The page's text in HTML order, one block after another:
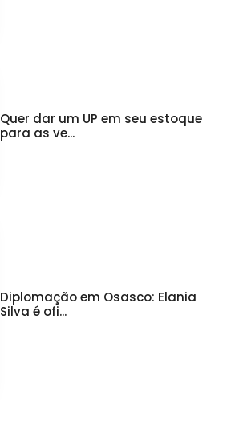
Quer dar um UP em seu estoque
para as ve...
Diplomação em Osasco: Elania
Silva é ofi...